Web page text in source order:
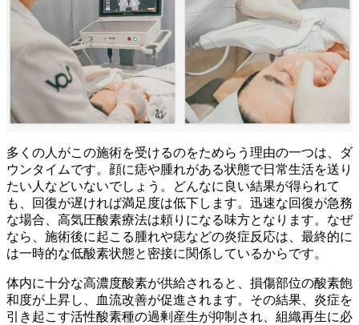
多くの人がこの施術を受けるのをためらう理由の一つは、ダ
ウンタイムです。顔に痣や腫れがある状態で日常生活を送り
たい人などいないでしょう。どんなに良い結果が得られて
も、回復が遅ければ満足度は低下します。迅速な回復が急務
な場合、高気圧酸素療法は頼りになる味方となります。なぜ
なら、施術後に起こる腫れや痣などの炎症反応は、最終的に
は一時的な低酸素状態と密接に関係しているからです。
体内に十分な高濃度酸素が供給されると、損傷部位の酸素飽
和度が上昇し、血流改善が促進されます。その結果、炎症を
引き起こす活性酸素種の過剰産生が抑制され、組織再生に必